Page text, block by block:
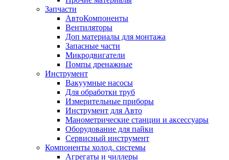
Запчасти
АвтоКомпоненты
Вентиляторы
Доп материалы для монтажа
Запасные части
Микродвигатели
Помпы дренажные
Инструмент
Вакуумные насосы
Для обработки труб
Измерительные приборы
Инструмент для Авто
Манометрические станции и аксессуары
Оборудование для пайки
Сервисный инструмент
Компоненты холод. системы
Агрегаты и чиллеры